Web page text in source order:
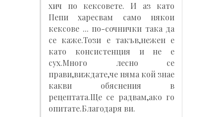
хич по кексовете. И аз като
Пепи харесвам само някои
кексове ... по-сочнички така да
се каже.Този е такъв,нежен е
като консистенция и не е
сух.Много лесно се
прави,виждате,че няма кой знае
какви обяснения в
рецептата.Ще се радвам,ако го
опитате.Благодаря ви.